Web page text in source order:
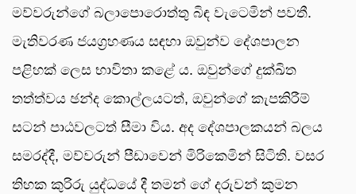
මව්වරුන්ගේ බලාපොරොත්තු බිඳ වැටෙමින් පවතී.
මැතිවරණ ජයග්‍රහණය සඳහා ඔවුන්ව දේශපාලන
පළිහක් ලෙස භාවිතා කළේ ය. ඔවුන්ගේ දුක්ඛිත
තත්ත්වය ඡන්ද කොල්ලයටත්, ඔවුන්ගේ කැපකිරීම්
සටන් පාඨවලටත් සීමා විය. අද දේශපාලකයන් බලය
සමරද්දී, මව්වරුන් පීඩාවෙන් මිරිකෙමින් සිටිති. වසර
තිහක කුරිරු යුද්ධයේ දී තමන් ගේ දරුවන් කුමන